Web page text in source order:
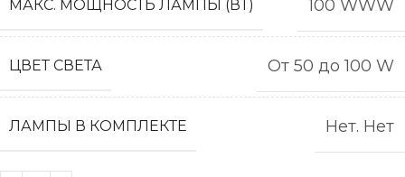
МАКС. МОЩНОСТЬ ЛАМПЫ (ВТ) 100 WWW
ЦВЕТ СВЕТА От 50 до 100 W
ЛАМПЫ В КОМПЛЕКТЕ Нет. Нет